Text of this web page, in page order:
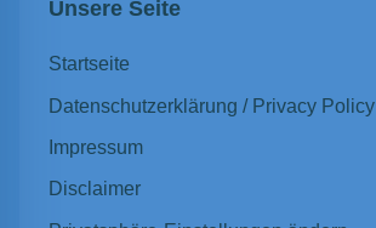
Unsere Seite
Startseite
Datenschutzerklärung / Privacy Policy
Impressum
Disclaimer